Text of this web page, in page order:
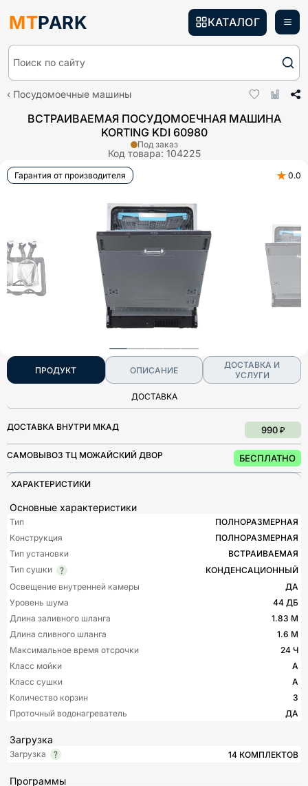
MTPARK
Поиск по сайту
КАТАЛОГ
Посудомоечные машины
ВСТРАИВАЕМАЯ ПОСУДОМОЕЧНАЯ МАШИНА
KORTING KDI 60980
Код товара: 104225
Под заказ
Гарантия от производителя ★ 0.0
ПРОДУКТ ОПИСАНИЕ
ДОСТАВКА И
УСЛУГИ
ДОСТАВКА
ДОСТАВКА ВНУТРИ МКАД 990 ₽
САМОВЫВОЗ ТЦ МОЖАЙСКИЙ ДВОР БЕСПЛАТНО
ХАРАКТЕРИСТИКИ
Основные характеристики
Тип
ПОЛНОРАЗМЕРНАЯ
Конструкция
ПОЛНОРАЗМЕРНАЯ
Тип установки
ВСТРАИВАЕМАЯ
Тип сушки
КОНДЕНСАЦИОННЫЙ
Освещение внутренней камеры
ДА
Уровень шума
44 ДБ
Длина заливного шланга
1.83 М
Длина сливного шланга
1.6 М
Максимальное время отсрочки
24 Ч
Класс мойки
A
Класс сушки
А
Количество корзин
3
Проточный водонагреватель
ДА
Загрузка
Загрузка 14 КОМПЛЕКТОВ
Программы